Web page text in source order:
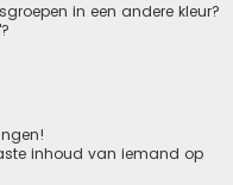
in een andere kleur?
inhoud van iemand op